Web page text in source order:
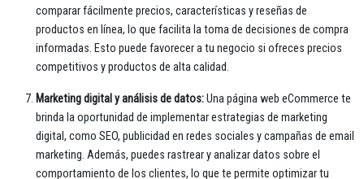
comparar fácilmente precios, características y reseñas de
productos en línea, lo que facilita la toma de decisiones de compra
informadas. Esto puede favorecer a tu negocio si ofreces precios
competitivos y productos de alta calidad.
Marketing digital y análisis de datos:Una página web eCommerce te
brinda la oportunidad de implementar estrategias de marketing
digital, como SEO, publicidad en redes sociales y campañas de email
marketing. Además, puedes rastrear y analizar datos sobre el
comportamiento de los clientes, lo que te permite optimizar tu